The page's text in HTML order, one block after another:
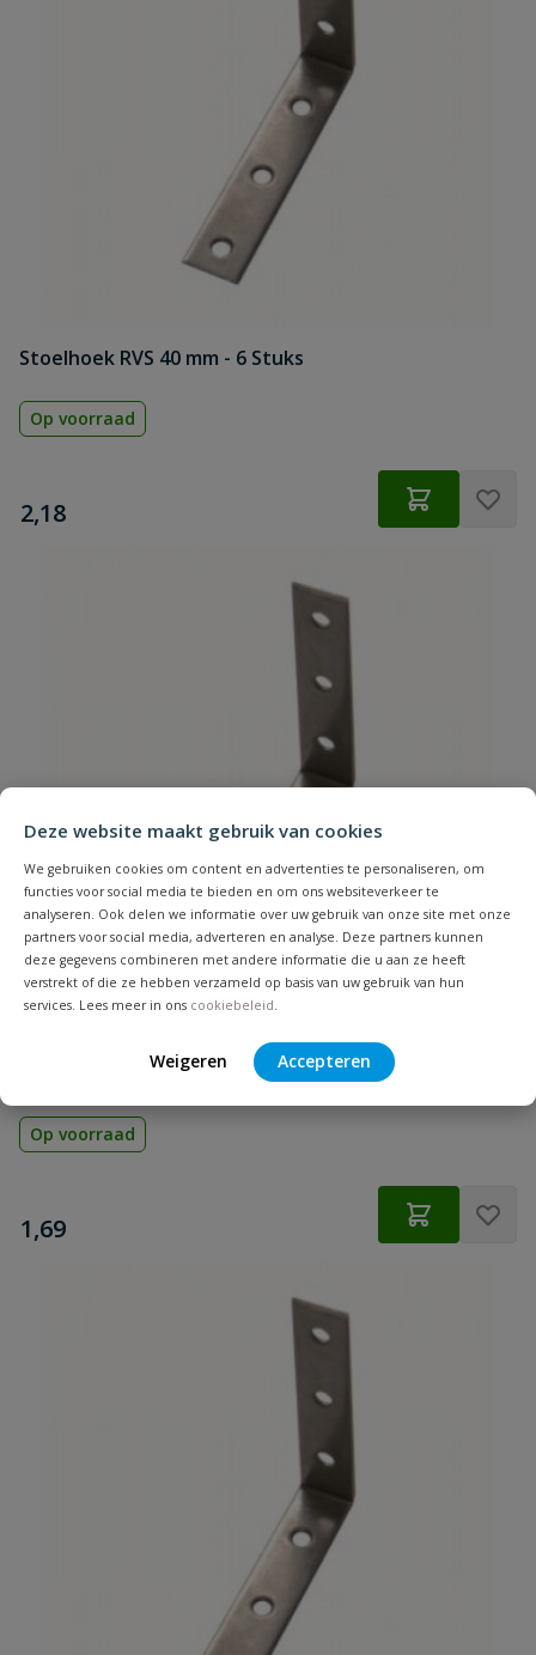
Deze website maakt gebruik van cookies
We gebruiken cookies om content en advertenties te personaliseren, om
functies voor social media te bieden en om ons websiteverkeer te
analyseren. Ook delen we informatie over uw gebruik van onze site met onze
partners voor social media, adverteren en analyse. Deze partners kunnen
deze gegevens combineren met andere informatie die u aan ze heeft
verstrekt of die ze hebben verzameld op basis van uw gebruik van hun
services. Lees meer in ons cookiebeleid.
Weigeren Accepteren
Stoelhoek RVS 40 mm - 6 Stuks
Op voorraad
€
2,18
Stoelhoek RVS 50 mm - 6 Stuks
Op voorraad
€
1,69